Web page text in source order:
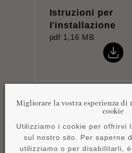
Istruzioni per
l'installazione
pdf 1,16 MB
Product overview
pdf 4,15 MB
Migliorare la vostra esperienza di
cookie
Utilizziamo i cookie per offrirvi
sul nostro sito. Per saperne
utilizziamo o per disabilitarli,